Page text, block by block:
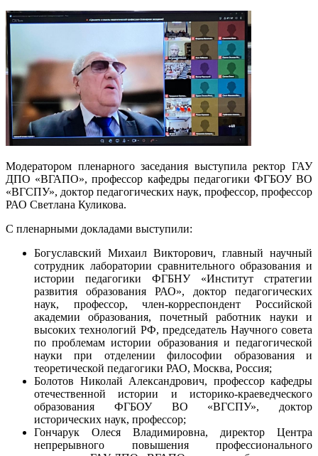
Модератором пленарного заседания выступила ректор ГАУ
ДПО «ВГАПО», профессор кафедры педагогики ФГБОУ ВО
«ВГСПУ», доктор педагогических наук, профессор, профессор
РАО Светлана Куликова.
С пленарными докладами выступили:
Богуславский Михаил Викторович, главный научный
сотрудник лаборатории сравнительного образования и
истории педагогики ФГБНУ «Институт стратегии
развития образования РАО», доктор педагогических
наук, профессор, член-корреспондент Российской
академии образования, почетный работник науки и
высоких технологий РФ, председатель Научного совета
по проблемам истории образования и педагогической
науки при отделении философии образования и
теоретической педагогики РАО, Москва, Россия;
Болотов Николай Александрович, профессор кафедры
отечественной истории и историко-краеведческого
образования ФГБОУ ВО «ВГСПУ», доктор
исторических наук, профессор;
Гончарук Олеся Владимировна, директор Центра
непрерывного повышения профессионального